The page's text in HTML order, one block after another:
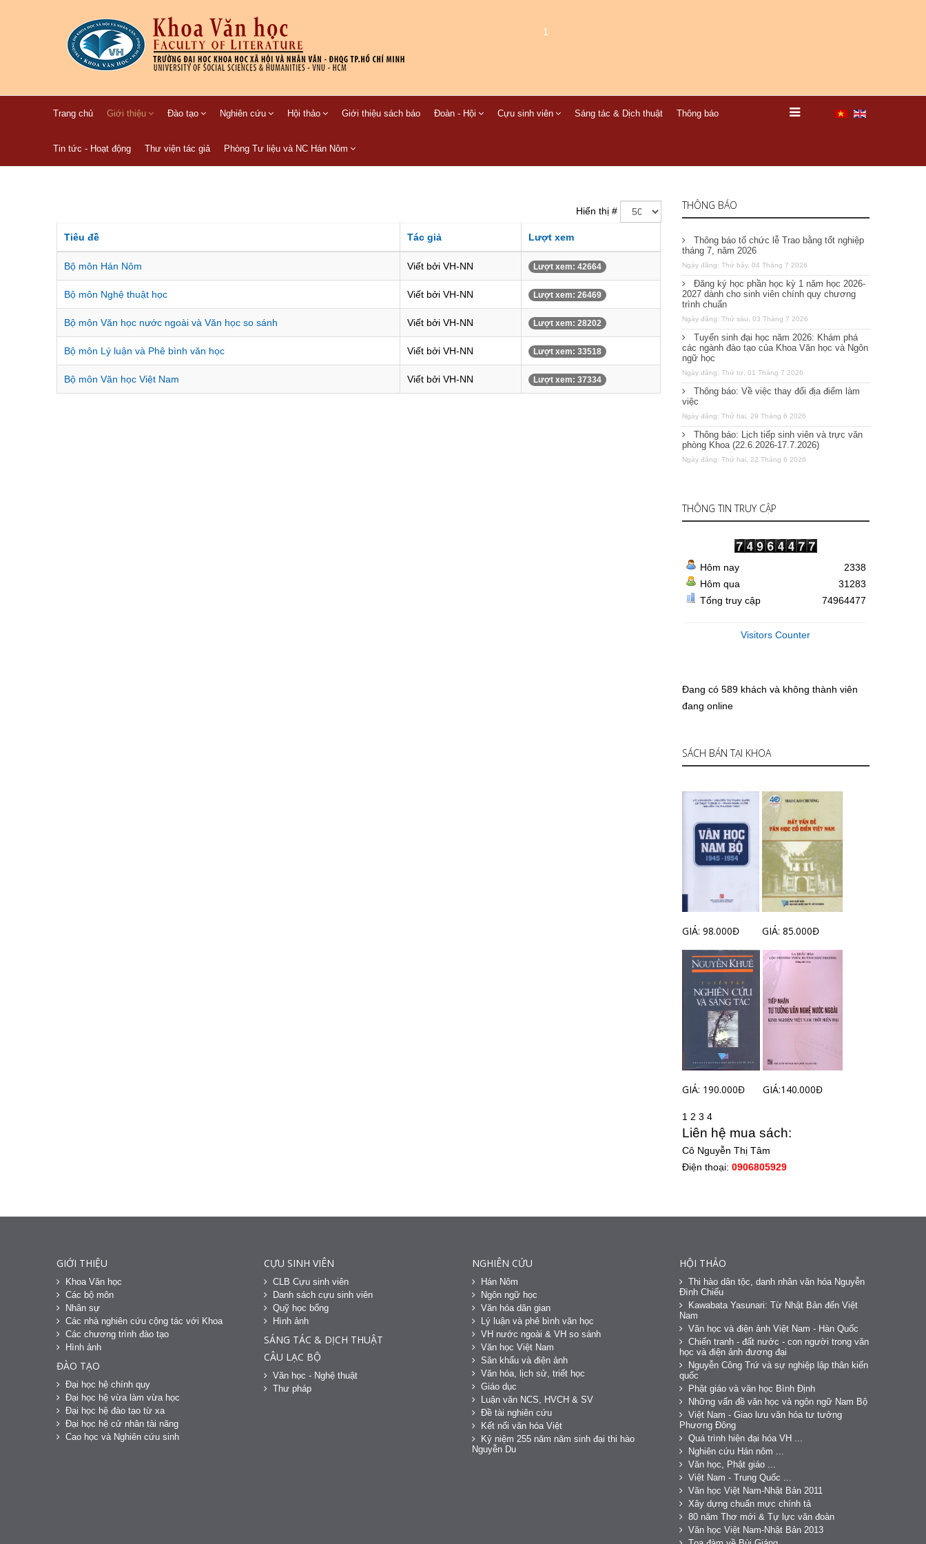
1
Trang chủ Giới thiệu Đào tạo Nghiên cứu Hội thảo Giới thiệu sách báo Đoàn - Hội Cựu sinh viên Sáng tác & Dịch thuật Thông báo
Tin tức - Hoạt động Thư viện tác giả Phòng Tư liệu và NC Hán Nôm
Hiển thị #
Tiêu đề Tác giả Lượt xem
Bộ môn Hán Nôm Viết bởi VH-NN Lượt xem: 42664
Bộ môn Nghệ thuật học Viết bởi VH-NN Lượt xem: 26469
Bộ môn Văn học nước ngoài và Văn học so sánh Viết bởi VH-NN Lượt xem: 28202
Bộ môn Lý luận và Phê bình văn học Viết bởi VH-NN Lượt xem: 33518
Bộ môn Văn học Việt Nam Viết bởi VH-NN Lượt xem: 37334
THÔNG BÁO
Thông báo tổ chức lễ Trao bằng tốt nghiệp
tháng 7, năm 2026
Ngày đăng: Thứ bảy, 04 Tháng 7 2026
Đăng ký học phần học kỳ 1 năm học 2026-
2027 dành cho sinh viên chính quy chương
trình chuẩn
Ngày đăng: Thứ sáu, 03 Tháng 7 2026
Tuyển sinh đại học năm 2026: Khám phá
các ngành đào tạo của Khoa Văn học và Ngôn
ngữ học
Ngày đăng: Thứ tư, 01 Tháng 7 2026
Thông báo: Về việc thay đổi địa điểm làm
việc
Ngày đăng: Thứ hai, 29 Tháng 6 2026
Thông báo: Lịch tiếp sinh viên và trực văn
phòng Khoa (22.6.2026-17.7.2026)
Ngày đăng: Thứ hai, 22 Tháng 6 2026
THÔNG TIN TRUY CẬP
Hôm nay
Hôm qua
Tổng truy cập
2338
31283
74964477
Visitors Counter
Đang có 589 khách và không thành viên
đang online
SÁCH BÁN TẠI KHOA
GIÁ: 98.000Đ GIÁ: 85.000Đ
GIÁ: 190.000Đ GIÁ:140.000Đ
1 2 3 4
Liên hệ mua sách:
Cô Nguyễn Thị Tâm
Điện thoại: 0906805929
GIỚI THIỆU
Khoa Văn học
Các bộ môn
Nhân sự
Các nhà nghiên cứu cộng tác với Khoa
Các chương trình đào tạo
Hình ảnh
ĐÀO TẠO
Đại học hệ chính quy
Đại học hệ vừa làm vừa học
Đại học hệ đào tạo từ xa
Đại học hệ cử nhân tài năng
Cao học và Nghiên cứu sinh
CỰU SINH VIÊN
CLB Cựu sinh viên
Danh sách cựu sinh viên
Quỹ học bổng
Hình ảnh
SÁNG TÁC & DỊCH THUẬT
CÂU LẠC BỘ
Văn học - Nghệ thuật
Thư pháp
NGHIÊN CỨU
Hán Nôm
Ngôn ngữ học
Văn hóa dân gian
Lý luận và phê bình văn học
VH nước ngoài & VH so sánh
Văn học Việt Nam
Sân khấu và điện ảnh
Văn hóa, lịch sử, triết học
Giáo dục
Luận văn NCS, HVCH & SV
Đề tài nghiên cứu
Kết nối văn hóa Việt
Kỷ niệm 255 năm năm sinh đại thi hào
Nguyễn Du
HỘI THẢO
Thi hào dân tộc, danh nhân văn hóa Nguyễn
Đình Chiểu
Kawabata Yasunari: Từ Nhật Bản đến Việt
Nam
Văn học và điện ảnh Việt Nam - Hàn Quốc
Chiến tranh - đất nước - con người trong văn
học và điện ảnh đương đại
Nguyễn Công Trứ và sự nghiệp lập thân kiến
quốc
Phật giáo và văn học Bình Định
Những vấn đề văn học và ngôn ngữ Nam Bộ
Việt Nam - Giao lưu văn hóa tư tưởng
Phương Đông
Quá trình hiện đại hóa VH ...
Nghiên cứu Hán nôm ...
Văn học, Phật giáo ...
Việt Nam - Trung Quốc ...
Văn học Việt Nam-Nhật Bản 2011
Xây dựng chuẩn mực chính tả
80 năm Thơ mới & Tự lực văn đoàn
Văn học Việt Nam-Nhật Bản 2013